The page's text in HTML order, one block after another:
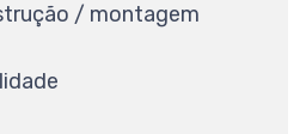
/ montagem